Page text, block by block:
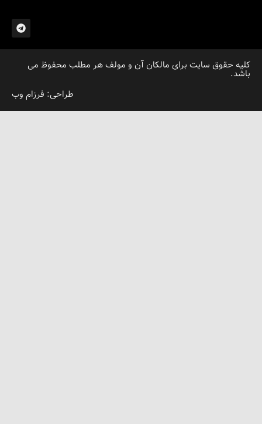
سایت برای مالکان آن و مولف هر مطلب محفوظ می
طراحی: فرزام وب